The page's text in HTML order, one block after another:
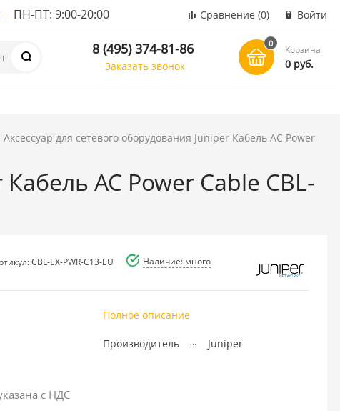
ПН-ПТ: 9:00-20:00 Сравнение (0) Войти
8 (495) 374-81-86
Заказать звонок
0
Корзина
0 руб.
Аксессуар для сетевого оборудования Juniper Кабель AC Power
AC Power Cable CBL-
CBL-EX-PWR-C13-EU Наличие: много
с НДС
Полное описание
Производитель Juniper